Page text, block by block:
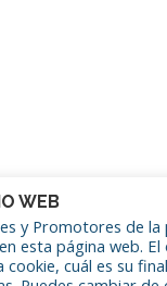
WEB
y Promotores de
esta página web.
cuál es su